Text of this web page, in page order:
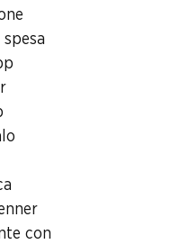
con
con Post-Card / M-